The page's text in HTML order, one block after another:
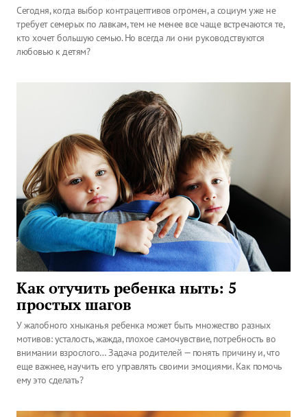
Сегодня, когда выбор контрацептивов огромен, а социум уже не
требует семерых по лавкам, тем не менее все чаще встречаются те,
кто хочет большую семью. Но всегда ли они руководствуются
любовью к детям?
Как отучить ребенка ныть: 5
простых шагов
У жалобного хныканья ребенка может быть множество разных
мотивов: усталость, жажда, плохое самочувствие, потребность во
внимании взрослого… Задача родителей — понять причину и, что
еще важнее, научить его управлять своими эмоциями. Как помочь
ему это сделать?